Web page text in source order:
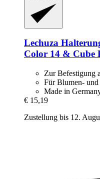
Lechuza
Color 14 & Cube
Zur Befestigung
Für Blumen-
Made in
€ 15,19
Zustellung bis 12.